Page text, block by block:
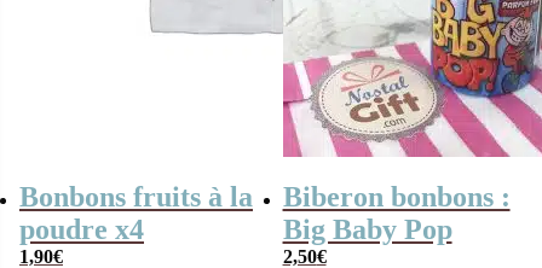
Bonbons fruits à la
poudre x4
1,90€
Biberon bonbons :
Big Baby Pop
2,50€